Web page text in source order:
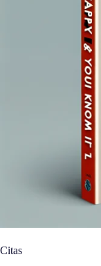
Citas